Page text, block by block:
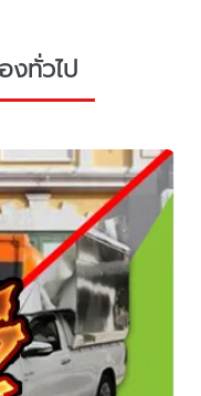
งทั่วไป